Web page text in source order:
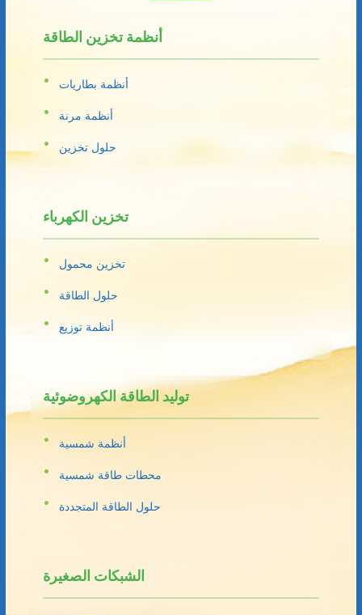
أنظمة تخزين الطاقة
أنظمة بطاريات
أنظمة مرنة
حلول تخزين
تخزين الكهرباء
تخزين محمول
حلول الطاقة
أنظمة توزيع
توليد الطاقة الكهروضوئية
أنظمة شمسية
محطات طاقة شمسية
حلول الطاقة المتجددة
الشبكات الصغيرة